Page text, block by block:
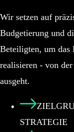
Wir setzen auf
Budgetierung und
Beteiligten, um das
realisieren - von
ausgeht.
STRATEGIE